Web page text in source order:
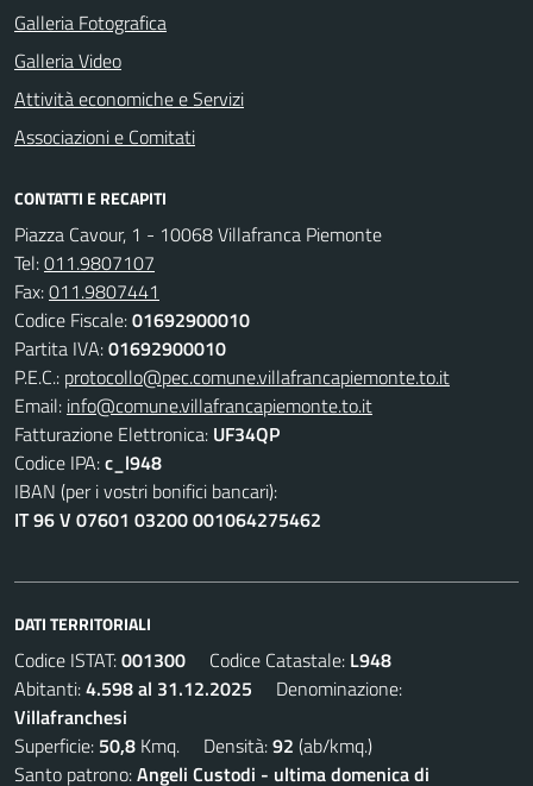
Galleria Fotografica
Galleria Video
Attività economiche e Servizi
Associazioni e Comitati
CONTATTI E RECAPITI
Piazza Cavour, 1 - 10068 Villafranca Piemonte
Tel:011.9807107
Fax:011.9807441
Codice Fiscale:01692900010
Partita IVA:01692900010
P.E.C.: protocollo@pec.comune.villafrancapiemonte.to.it
Email: info@comune.villafrancapiemonte.to.it
Fatturazione Elettronica: UF34QP
Codice IPA:c_l948
IBAN (per i vostri bonifici bancari):
IT 96 V 07601 03200 001064275462
DATI TERRITORIALI
Codice ISTAT:001300 Codice Catastale: L948
Abitanti:4.598 al 31.12.2025 Denominazione:
Villafranchesi
Superficie: 50,8 Kmq. Densità:92 (ab/kmq.)
Santo patrono:Angeli Custodi - ultima domenica di